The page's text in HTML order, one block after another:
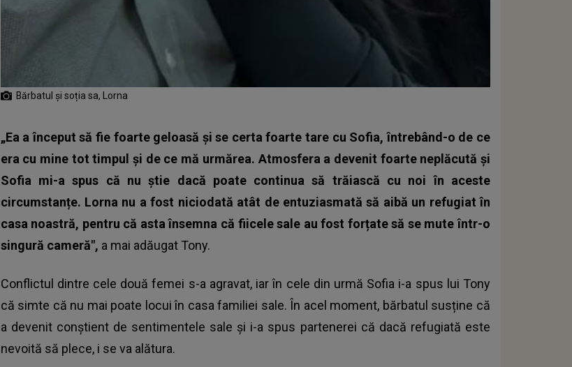
Bărbatul și soția sa, Lorna
„Ea a început să fie foarte geloasă și se certa foarte tare cu Sofia, întrebând-o de ce
era cu mine tot timpul și de ce mă urmărea. Atmosfera a devenit foarte neplăcută și
Sofia mi-a spus că nu știe dacă poate continua să trăiască cu noi în aceste
circumstanțe. Lorna nu a fost niciodată atât de entuziasmată să aibă un refugiat în
casa noastră, pentru că asta însemna că fiicele sale au fost forțate să se mute într-o
singură cameră", a mai adăugat Tony.
Conflictul dintre cele două femei s-a agravat, iar în cele din urmă Sofia i-a spus lui Tony
că simte că nu mai poate locui în casa familiei sale. În acel moment, bărbatul susține că
a devenit conștient de sentimentele sale și i-a spus partenerei că dacă refugiată este
nevoită să plece, i se va alătura.